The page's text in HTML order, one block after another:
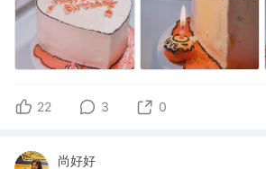
22 3 0
尚好好